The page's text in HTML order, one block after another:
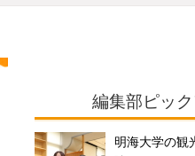
編集部ピッ
明海大学の観